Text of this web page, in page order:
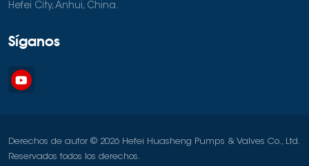
Hefei City, Anhui, China.
Síganos
Derechos de autor © 2026 Hefei Huasheng Pumps & Valves Co., Ltd.
Reservados todos los derechos.